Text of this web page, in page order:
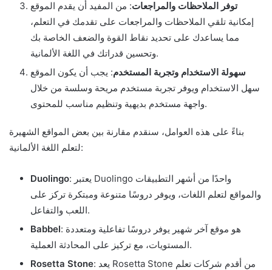
توفر الملاحظات والمراجعات: من المفيد أن يقدم الموقع
إمكانية تلقي الملاحظات والمراجعات على تقدمك في التعلم،
مما يساعدك على تحديد نقاط القوة والضعف الخاصة بك
وتحسين قدراتك في اللغة الألمانية.
سهولة الاستخدام وتجربة المستخدم: يجب أن يكون الموقع
سهل الاستخدام ويوفر تجربة مستخدم مريحة وسلسة من خلال
واجهة مستخدم بديهية وتنظيم مناسب للمحتوى.
بناءً على هذه العوامل، سنقدم مقارنة بين بعض المواقع الشهيرة
لتعلم اللغة الألمانية:
Duolingo: يعتبر Duolingo واحدًا من أشهر التطبيقات
والمواقع لتعلم اللغات، ويوفر دروسًا متنوعة ومبتكرة تركز على
اللعب والتفاعل.
Babbel: هو موقع آخر شهير يوفر دروسًا تفاعلية ومتعددة
المستويات، مع تركيز على المحادثة العملية.
Rosetta Stone: يعد Rosetta Stone من أقدم شركات تعلم